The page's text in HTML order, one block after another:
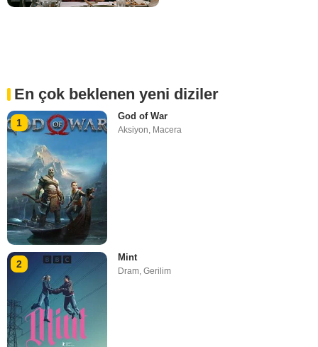
En çok beklenen yeni diziler
1
God of War
Aksiyon, Macera
2
Mint
Dram ,Gerilim